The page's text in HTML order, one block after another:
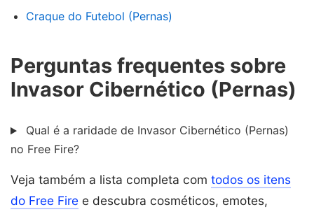
Craque do Futebol (Pernas)
Perguntas frequentes sobre
Invasor Cibernético (Pernas)
Qual é a raridade de Invasor Cibernético (Pernas)
no Free Fire?
Veja também a lista completa com todos os itens
do Free Fire e descubra cosméticos, emotes,